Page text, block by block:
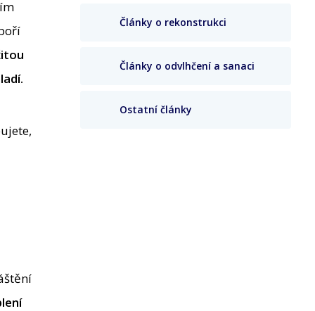
Články o rekonstrukci
Články o odvlhčení a sanaci
Ostatní články